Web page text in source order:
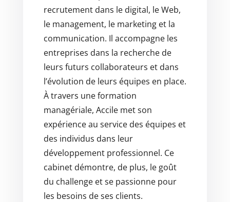
recrutement dans le digital, le Web,
le management, le marketing et la
communication. Il accompagne les
entreprises dans la recherche de
leurs futurs collaborateurs et dans
l’évolution de leurs équipes en place.
À travers une formation
managériale, Accile met son
expérience au service des équipes et
des individus dans leur
développement professionnel. Ce
cabinet démontre, de plus, le goût
du challenge et se passionne pour
les besoins de ses clients.